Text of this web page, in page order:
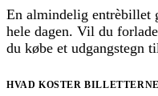
En almindelig entrèbillet
hele dagen. Vil du
du købe et udgangstegn
HVAD KOSTER